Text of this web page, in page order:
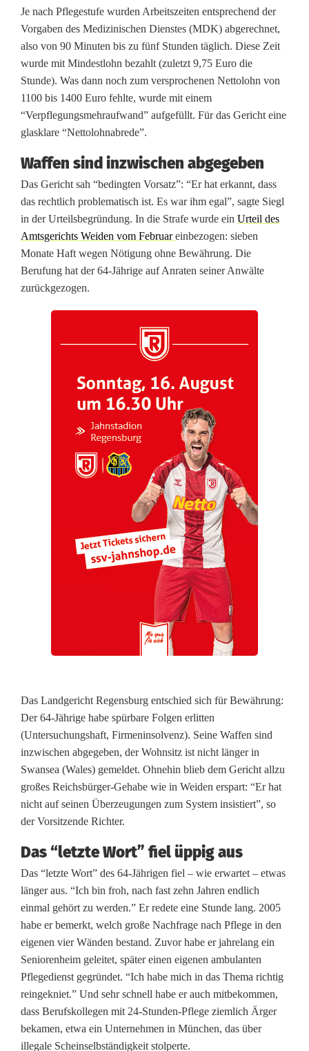
l
e
g
e
d
e
n
s
t
-
e
r
M
a
n
n
Je nach Pflegestufe wurden Arbeitszeiten entsprechend der
Vorgaben des Medizinischen Dienstes (MDK) abgerechnet,
also von 90 Minuten bis zu fünf Stunden täglich. Diese Zeit
wurde mit Mindestlohn bezahlt (zuletzt 9,75 Euro die
Stunde). Was dann noch zum versprochenen Nettolohn von
1100 bis 1400 Euro fehlte, wurde mit einem
“Verpflegungsmehraufwand” aufgefüllt. Für das Gericht eine
glasklare “Nettolohnabrede”.
Waffen sind inzwischen abgegeben
Das Gericht sah “bedingten Vorsatz”: “Er hat erkannt, dass
das rechtlich problematisch ist. Es war ihm egal”, sagte Siegl
in der Urteilsbegründung. In die Strafe wurde ein Urteil des
Amtsgerichts Weiden vom Februareinbezogen: sieben
Monate Haft wegen Nötigung ohne Bewährung. Die
Berufung hat der 64-Jährige auf Anraten seiner Anwälte
zurückgezogen.
Das Landgericht Regensburg entschied sich für Bewährung:
Der 64-Jährige habe spürbare Folgen erlitten
(Untersuchungshaft, Firmeninsolvenz). Seine Waffen sind
inzwischen abgegeben, der Wohnsitz ist nicht länger in
Swansea (Wales) gemeldet. Ohnehin blieb dem Gericht allzu
großes Reichsbürger-Gehabe wie in Weiden erspart: “Er hat
nicht auf seinen Überzeugungen zum System insistiert”, so
der Vorsitzende Richter.
Das “letzte Wort” fiel üppig aus
Das “letzte Wort” des 64-Jährigen fiel – wie erwartet – etwas
länger aus. “Ich bin froh, nach fast zehn Jahren endlich
einmal gehört zu werden.” Er redete eine Stunde lang. 2005
habe er bemerkt, welch große Nachfrage nach Pflege in den
eigenen vier Wänden bestand. Zuvor habe er jahrelang ein
Seniorenheim geleitet, später einen eigenen ambulanten
Pflegedienst gegründet. “Ich habe mich in das Thema richtig
reingekniet.” Und sehr schnell habe er auch mitbekommen,
dass Berufskollegen mit 24-Stunden-Pflege ziemlich Ärger
bekamen, etwa ein Unternehmen in München, das über
illegale Scheinselbständigkeit stolperte.